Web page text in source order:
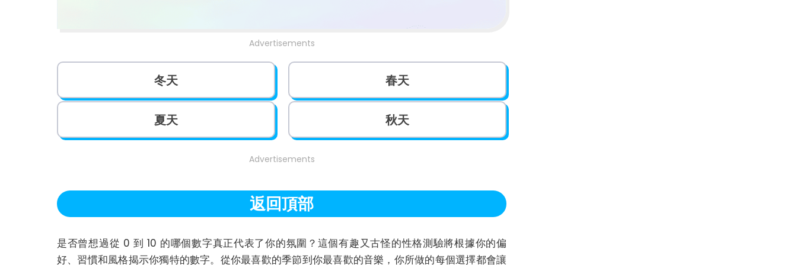
Advertisements
冬天 春天
夏天 秋天
Advertisements
返回頂部
是否曾想過從 0 到 10 的哪個數字真正代表了你的氛圍？這個有趣又古怪的性格測驗將根據你的偏
好、習慣和風格揭示你獨特的數字。從你最喜歡的季節到你最喜歡的音樂，你所做的每個選擇都會讓